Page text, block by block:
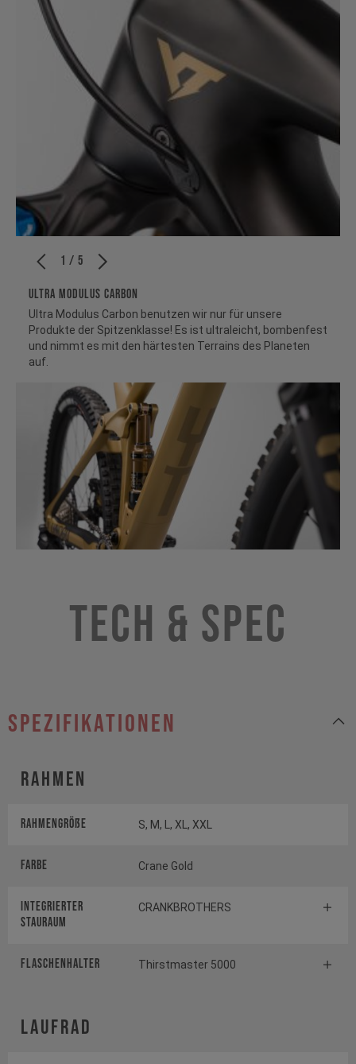
1 / 5
Ultra Modulus Carbon
Ultra Modulus Carbon benutzen wir nur für unsere
Produkte der Spitzenklasse! Es ist ultraleicht, bombenfest
und nimmt es mit den härtesten Terrains des Planeten
auf.
Tech & Spec
Spezifikationen
Rahmen
Rahmengröße S, M, L, XL, XXL
Farbe Crane Gold
INTEGRIERTER
STAURAUM
CRANKBROTHERS
FLASCHENHALTER Thirstmaster 5000
Laufrad